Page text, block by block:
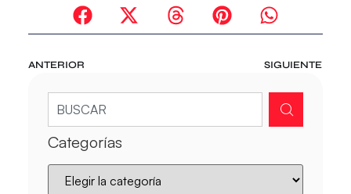
ANTERIOR SIGUIENTE
Categorías